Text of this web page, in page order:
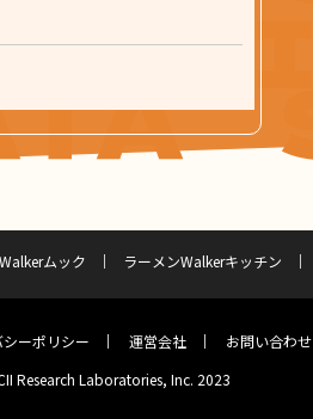
ムック ラーメンWalkerキッチン
ーポリシー 運営会社
お問い合わせ
Research Laboratories, Inc. 2023